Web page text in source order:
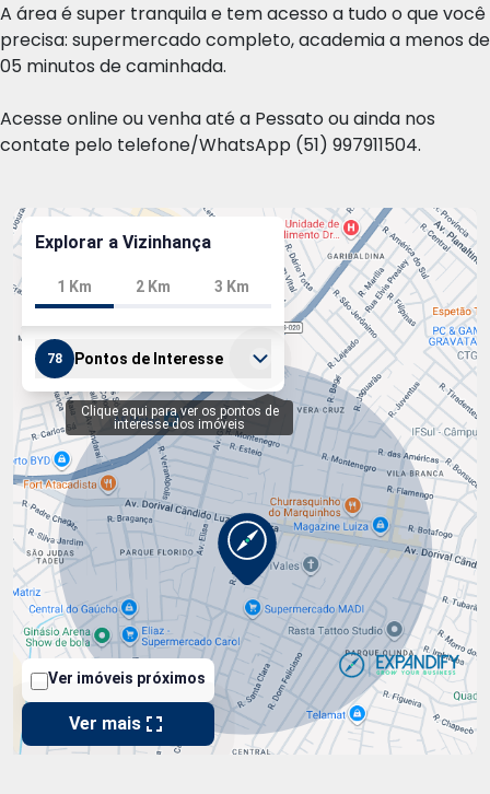
A área é super tranquila e tem acesso a tudo o que você
precisa: supermercado completo, academia a menos de
05 minutos de caminhada.
Acesse online ou venha até a Pessato ou ainda nos
contate pelo telefone/WhatsApp (51) 997911504.